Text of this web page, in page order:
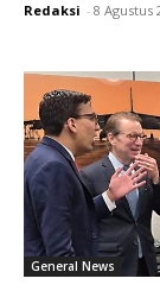
Redaksi - 8 Agustus
General News